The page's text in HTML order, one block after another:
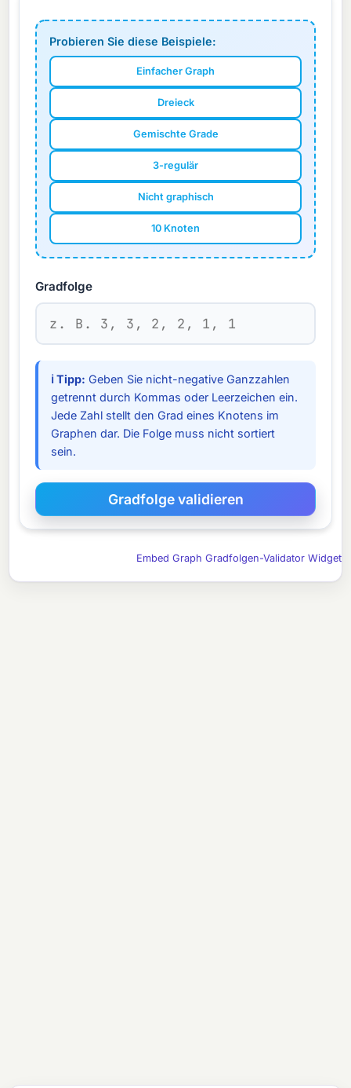
Probieren Sie diese Beispiele:
Einfacher Graph
Dreieck
Gemischte Grade
3-regulär
Nicht graphisch
10 Knoten
Gradfolge
ℹ Tipp: Geben Sie nicht-negative Ganzzahlen
getrennt durch Kommas oder Leerzeichen ein.
Jede Zahl stellt den Grad eines Knotens im
Graphen dar. Die Folge muss nicht sortiert
sein.
Embed Graph Gradfolgen-Validator Widget